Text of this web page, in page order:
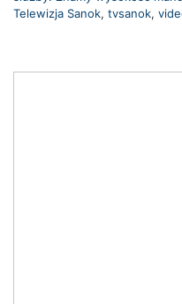
Telewizja Sanok, tvsanok,